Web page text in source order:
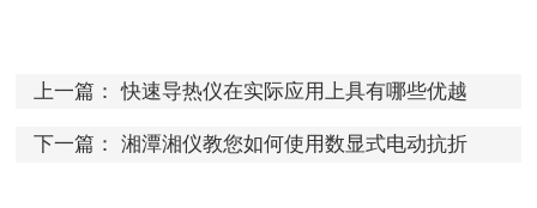
上一篇：快速导热仪在实际应用上具有哪些优越
下一篇： 湘潭湘仪教您如何使用数显式电动抗折